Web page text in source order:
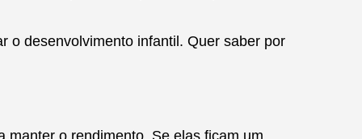
o desenvolvimento infantil. Quer saber por
manter o rendimento. Se elas ficam um